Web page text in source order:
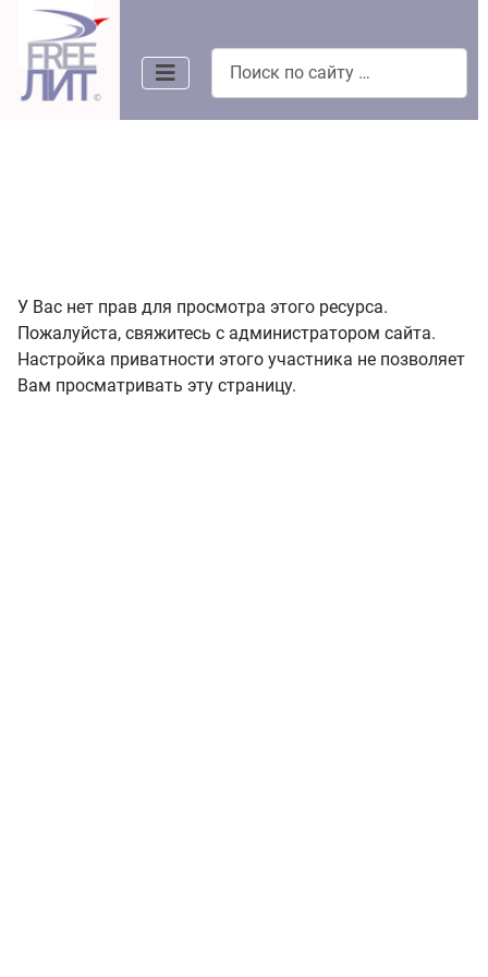
У Вас нет прав для просмотра этого ресурса.
Пожалуйста, свяжитесь с администратором сайта.
Настройка приватности этого участника не позволяет
Вам просматривать эту страницу.